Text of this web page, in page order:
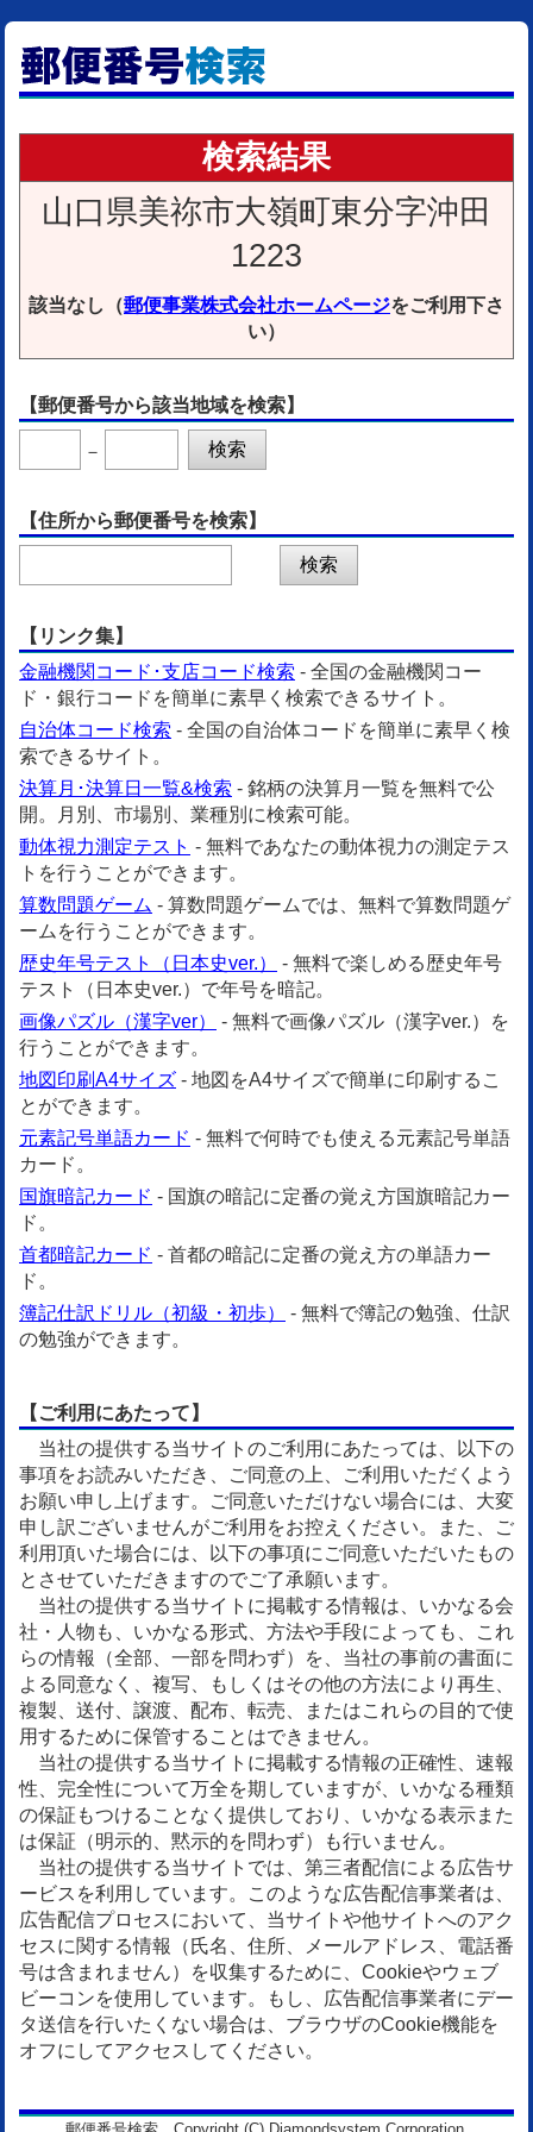
検索結果
山口県美祢市大嶺町東分字沖田
1223
該当なし（郵便事業株式会社ホームページをご利用下さ
い）
【郵便番号から該当地域を検索】
－
【住所から郵便番号を検索】
【リンク集】
金融機関コード･支店コード検索 - 全国の金融機関コー
ド・銀行コードを簡単に素早く検索できるサイト。
自治体コード検索 - 全国の自治体コードを簡単に素早く検
索できるサイト。
決算月･決算日一覧&検索 - 銘柄の決算月一覧を無料で公
開。月別、市場別、業種別に検索可能。
動体視力測定テスト - 無料であなたの動体視力の測定テス
トを行うことができます。
算数問題ゲーム - 算数問題ゲームでは、無料で算数問題ゲ
ームを行うことができます。
歴史年号テスト（日本史ver.）
- 無料で楽しめる歴史年号
テスト（日本史ver.）で年号を暗記。
画像パズル（漢字ver）
- 無料で画像パズル（漢字ver.）を
行うことができます。
地図印刷A4サイズ - 地図をA4サイズで簡単に印刷するこ
とができます。
元素記号単語カード - 無料で何時でも使える元素記号単語
カード。
国旗暗記カード - 国旗の暗記に定番の覚え方国旗暗記カー
ド。
首都暗記カード - 首都の暗記に定番の覚え方の単語カー
ド。
簿記仕訳ドリル（初級・初歩）
- 無料で簿記の勉強、仕訳
の勉強ができます。
【ご利用にあたって】
当社の提供する当サイトのご利用にあたっては、以下の
事項をお読みいただき、ご同意の上、ご利用いただくよう
お願い申し上げます。ご同意いただけない場合には、大変
申し訳ございませんがご利用をお控えください。また、ご
利用頂いた場合には、以下の事項にご同意いただいたもの
とさせていただきますのでご了承願います。
当社の提供する当サイトに掲載する情報は、いかなる会
社・人物も、いかなる形式、方法や手段によっても、これ
らの情報（全部、一部を問わず）を、当社の事前の書面に
よる同意なく、複写、もしくはその他の方法により再生、
複製、送付、譲渡、配布、転売、またはこれらの目的で使
用するために保管することはできません。
当社の提供する当サイトに掲載する情報の正確性、速報
性、完全性について万全を期していますが、いかなる種類
の保証もつけることなく提供しており、いかなる表示また
は保証（明示的、黙示的を問わず）も行いません。
当社の提供する当サイトでは、第三者配信による広告サ
ービスを利用しています。このような広告配信事業者は、
広告配信プロセスにおいて、当サイトや他サイトへのアク
セスに関する情報（氏名、住所、メールアドレス、電話番
号は含まれません）を収集するために、Cookieやウェブ
ビーコンを使用しています。もし、広告配信事業者にデー
タ送信を行いたくない場合は、ブラウザのCookie機能を
オフにしてアクセスしてください。